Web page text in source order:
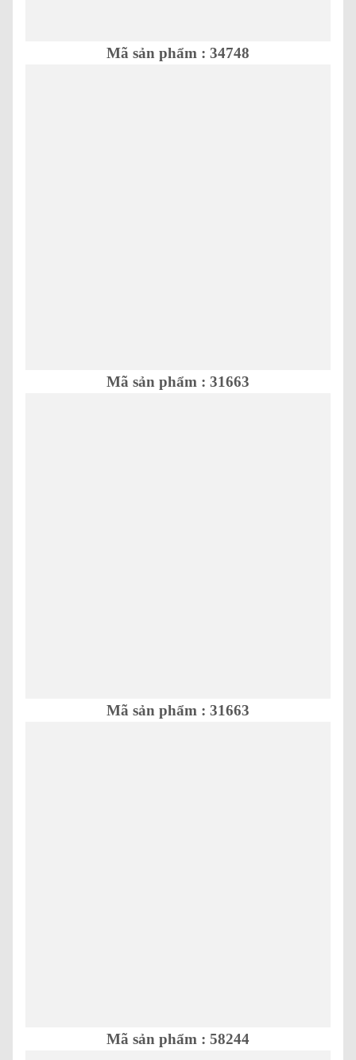
Mã sản phẩm : 34748
Mã sản phẩm : 31663
Mã sản phẩm : 31663
Mã sản phẩm : 58244